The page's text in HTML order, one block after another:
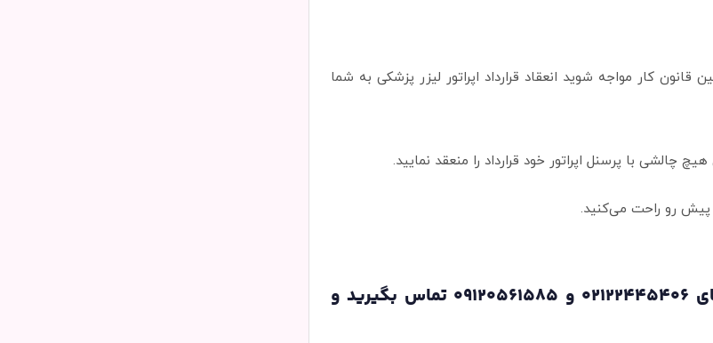
کار مواجه شوید انعقاد قرارداد اپراتور لیزر پزشکی به شما
چالشی با پرسنل اپراتور خود قرارداد را منعقد نمایید.
پیش رو راحت می‌کنید.
همین الان به صورت تمام وقت می توانید با شماره تلفن‌های ۰۲۱۲۲۴۴۵۴۰۶ و ۰۹۱۲۰۵۶۱۵۸۵ تماس بگیرید و